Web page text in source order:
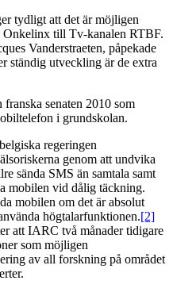
tydligt att det är möjligen
Onkelinx till Tv-kanalen RTBF.
Vanderstraeten, påpekade
ständig utveckling är de extra
senaten 2010 som
i grundskolan.
regeringen
genom att undvika
sända SMS än samtala samt
mobilen vid dålig täckning.
mobilen om det är absolut
högtalarfunktionen.[2]
att IARC två månader tidigare
som möjligen
av all forskning på området